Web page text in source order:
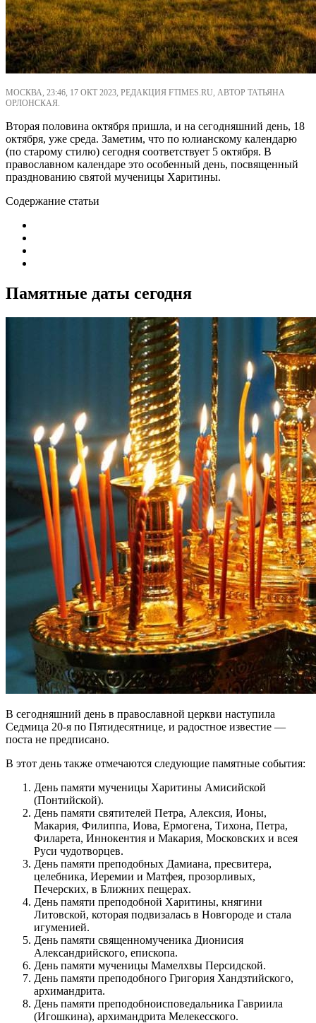
МОСКВА, 23:46, 17 ОКТ 2023, РЕДАКЦИЯ FTIMES.RU, АВТОР ТАТЬЯНА
ОРЛОНСКАЯ.
Вторая половина октября пришла, и на сегодняшний день, 18
октября, уже среда. Заметим, что по юлианскому календарю
(по старому стилю) сегодня соответствует 5 октября. В
православном календаре это особенный день, посвященный
празднованию святой мученицы Харитины.
Содержание статьи
Памятные даты сегодня
В сегодняшний день в православной церкви наступила
Седмица 20-я по Пятидесятнице, и радостное известие —
поста не предписано.
В этот день также отмечаются следующие памятные события:
День памяти мученицы Харитины Амисийской
(Понтийской).
День памяти святителей Петра, Алексия, Ионы,
Макария, Филиппа, Иова, Ермогена, Тихона, Петра,
Филарета, Иннокентия и Макария, Московских и всея
Руси чудотворцев.
День памяти преподобных Дамиана, пресвитера,
целебника, Иеремии и Матфея, прозорливых,
Печерских, в Ближних пещерах.
День памяти преподобной Харитины, княгини
Литовской, которая подвизалась в Новгороде и стала
игуменией.
День памяти священномученика Дионисия
Александрийского, епископа.
День памяти мученицы Мамелхвы Персидской.
День памяти преподобного Григория Хандзтийского,
архимандрита.
День памяти преподобноисповедальника Гавриила
(Игошкина), архимандрита Мелекесского.